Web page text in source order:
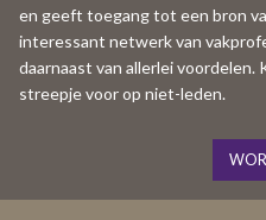
en geeft toegang tot een bron
interessant netwerk van
daarnaast van allerlei voordelen.
streepje voor op niet-leden.